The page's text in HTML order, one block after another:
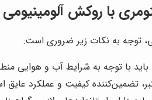
با روکش آلومینیومی
توجه به نکات زیر ضروری است:
با توجه به شرایط آب و هوایی
تضمین‌کننده کیفیت و عملکرد